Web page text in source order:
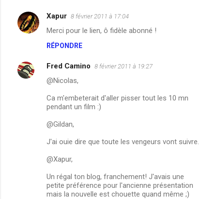
r
Xapur 8 février 2011 à 17:04
Merci pour le lien, ô fidèle abonné !
RÉPONDRE
Fred Camino 8 février 2011 à 19:27
@Nicolas,
Ca m'embeterait d'aller pisser tout les 10 mn
pendant un film :)
@Gildan,
J'ai ouie dire que toute les vengeurs vont suivre.
@Xapur,
Un régal ton blog, franchement! J'avais une
petite préférence pour l'ancienne présentation
mais la nouvelle est chouette quand même ;)